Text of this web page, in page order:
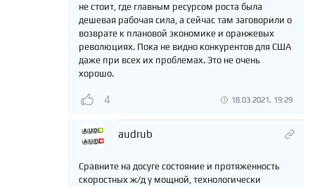
не стоит, где главным ресурсом роста была
дешевая рабочая сила, а сейчас там заговорили о
возврате к плановой экономике и оранжевых
революциях. Пока не видно конкурентов для США
даже при всех их проблемах. Это не очень
хорошо.
4 18.03.2021, 19:29
audrub
Сравните на досуге состояние и протяженность
скоростных ж/д у мощной, технологически